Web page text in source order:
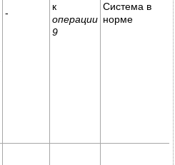
-
к
операции
9
Система в
норме